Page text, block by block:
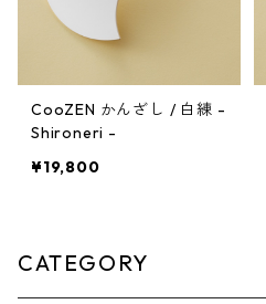
CooZEN かんざし / 白練 -
Shironeri -
¥19,800
CATEGORY